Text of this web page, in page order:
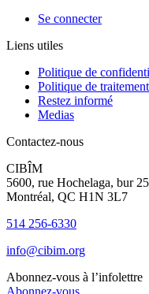
Se connecter
Liens utiles
Politique de
Politique de
Restez informé
Medias
Contactez-nous
CIBÎM
5600, rue Hochelaga, bur
Montréal, QC H1N 3L7
514 256-6330
info@cibim.org
Abonnez-vous à l’infolettre